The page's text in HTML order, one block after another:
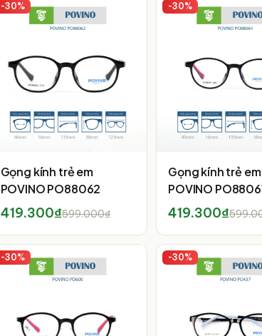
-30%
Gọng kính trẻ em
POVINO PO88062
419.300₫599.000₫
-30%
Gọng kính trẻ em
POVINO
419.300₫
-30% -30%